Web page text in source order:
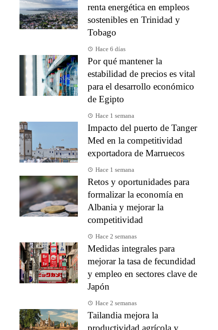
renta energética en empleos
sostenibles en Trinidad y
Tobago
Hace 6 días
Por qué mantener la
estabilidad de precios es vital
para el desarrollo económico
de Egipto
Hace 1 semana
Impacto del puerto de Tanger
Med en la competitividad
exportadora de Marruecos
Hace 1 semana
Retos y oportunidades para
formalizar la economía en
Albania y mejorar la
competitividad
Hace 2 semanas
Medidas integrales para
mejorar la tasa de fecundidad
y empleo en sectores clave de
Japón
Hace 2 semanas
Tailandia mejora la
productividad agrícola y